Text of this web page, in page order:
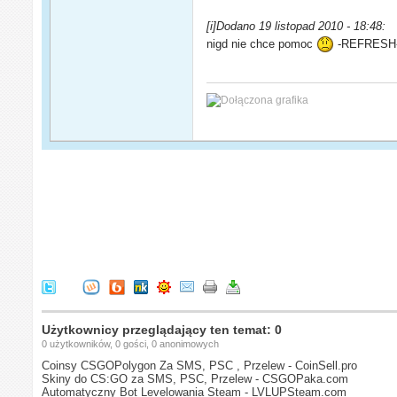
[i]Dodano 19 listopad 2010 - 18:48:
nigd nie chce pomoc
-
Użytkownicy przeglądający ten temat: 0
0 użytkowników, 0 gości, 0 anonimowych
Coinsy CSGOPolygon Za SMS, PSC , Przelew - CoinSell.pro
Skiny do CS:GO za SMS, PSC, Przelew - CSGOPaka.com
Automatyczny Bot Levelowania Steam - LVLUPSteam.com